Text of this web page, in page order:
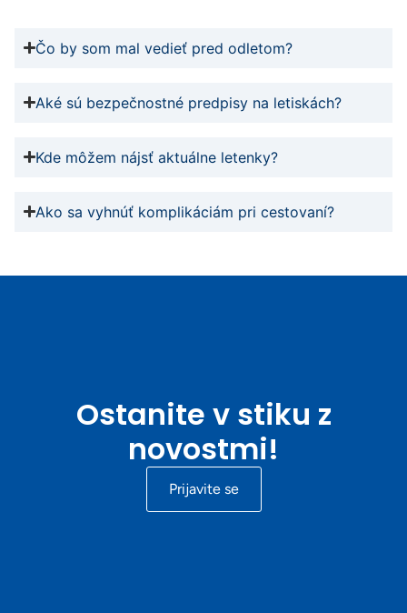
Čo by som mal vedieť pred odletom?
Aké sú bezpečnostné predpisy na letiskách?
Kde môžem nájsť aktuálne letenky?
Ako sa vyhnúť komplikáciám pri cestovaní?
Ostanite v stiku z
novostmi!
Prijavite se